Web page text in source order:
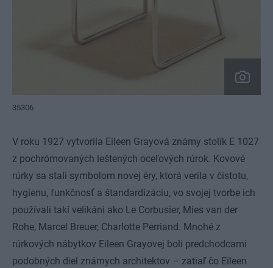
35306
V roku 1927 vytvorila Eileen Grayová známy stolík E 1027
z pochrómovaných leštených oceľových rúrok. Kovové
rúrky sa stali symbolom novej éry, ktorá verila v čistotu,
hygienu, funkčnosť a štandardizáciu, vo svojej tvorbe ich
používali takí velikáni ako Le Corbusier, Mies van der
Rohe, Marcel Breuer, Charlotte Perriand. Mnohé z
rúrkových nábytkov Eileen Grayovej boli predchodcami
podobných diel známych architektov – zatiaľ čo Eileen